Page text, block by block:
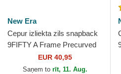
New Era
Cepur izliekta zils snapback
9FIFTY A Frame Precurved
Hardwood Classics no
Golden State Warriors...
EUR 40,95
Saņem to rīt, 11. Aug.